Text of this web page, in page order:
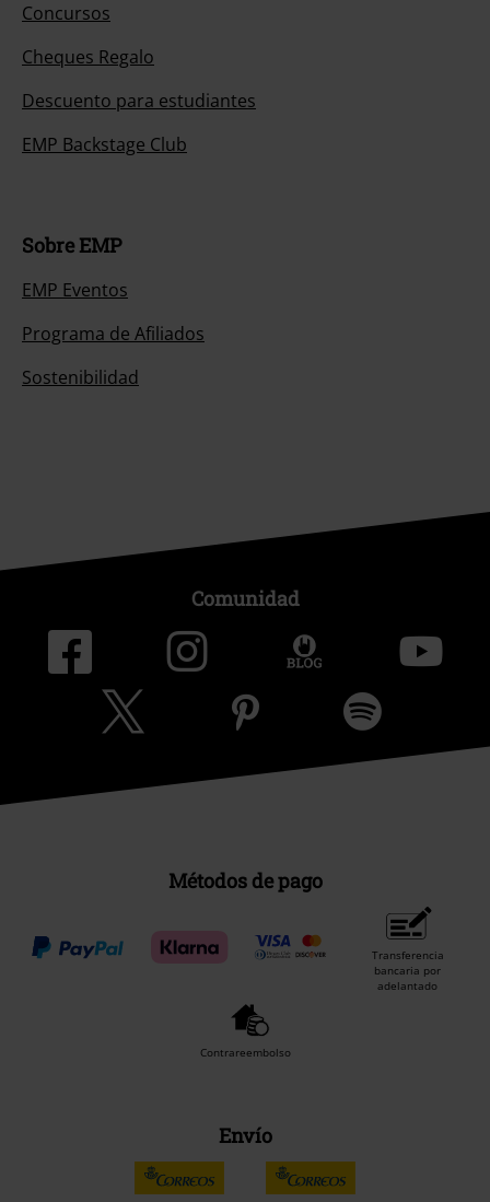
Concursos
Cheques Regalo
Descuento para estudiantes
EMP Backstage Club
Sobre EMP
EMP Eventos
Programa de Afiliados
Sostenibilidad
Comunidad
Métodos de pago
Transferencia
bancaria por
adelantado
Contrareembolso
Envío